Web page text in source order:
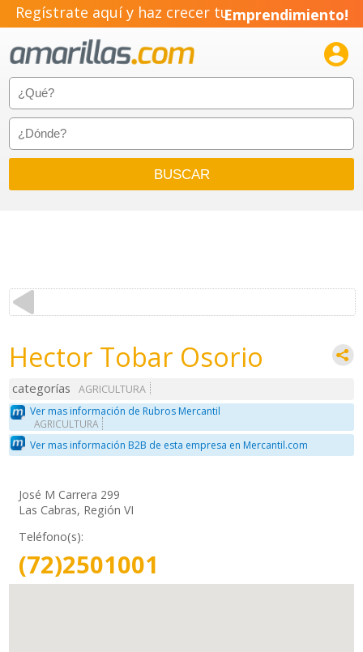
Regístrate aquí y haz crecer tuEmprendimiento!

Hector Tobar Osorio
categorías
AGRICULTURA
Ver mas información de Rubros Mercantil
AGRICULTURA
Ver mas información B2B de esta empresa en Mercantil.com
José M Carrera 299
Las Cabras, Región VI
Teléfono(s):
(72)2501001